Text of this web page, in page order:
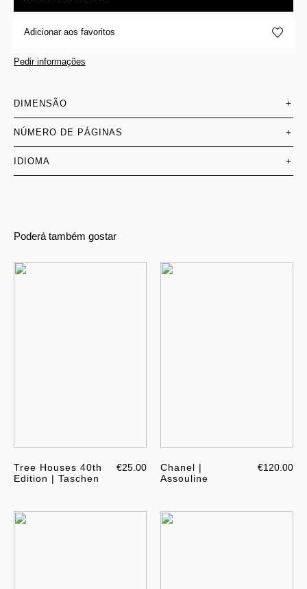
Adicionar aos favoritos
Pedir informações
DIMENSÃO +
NÚMERO DE PÁGINAS +
IDIOMA +
Poderá também gostar
Tree Houses 40th
Edition | Taschen
€25.00
Chanel |
Assouline
€120.00